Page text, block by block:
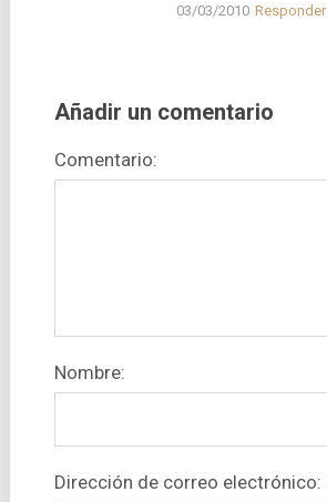
03/03/2010 Responder
Añadir un comentario
Comentario:
Nombre:
Dirección de correo electrónico: